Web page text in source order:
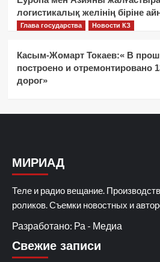
логистикалық желінің біріне
Глава государства Новости КЗ
Касым-Жомарт Токаев:« В
построено и отремонтировано
дорог»
МИРИАД
Теле и радио вещание.
роликов. Съемки новостных и
Разработано: Ра - Медиа
Свежие записи